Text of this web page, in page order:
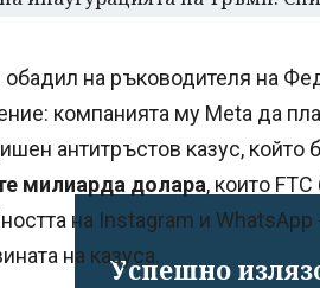
Успешно
на ръководителя на
компанията му Meta да
антитръстов казус, който
милиарда долара, които
на Instagram и WhatsApp
на казуса.